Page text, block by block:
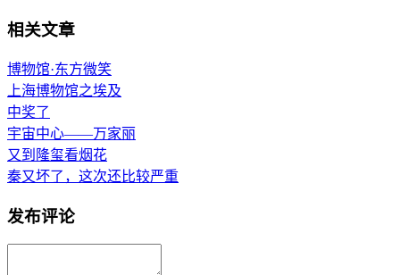
相关文章
博物馆·东方微笑
上海博物馆之埃及
中奖了
宇宙中心——万家丽
又到隆玺看烟花
秦又坏了，这次还比较严重
发布评论